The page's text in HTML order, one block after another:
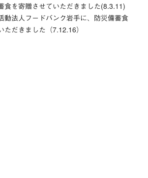
食を寄贈させていただきました(8.3.11)
動法人フードバンク岩手に、防災備蓄食
ただきました（7.12.16）